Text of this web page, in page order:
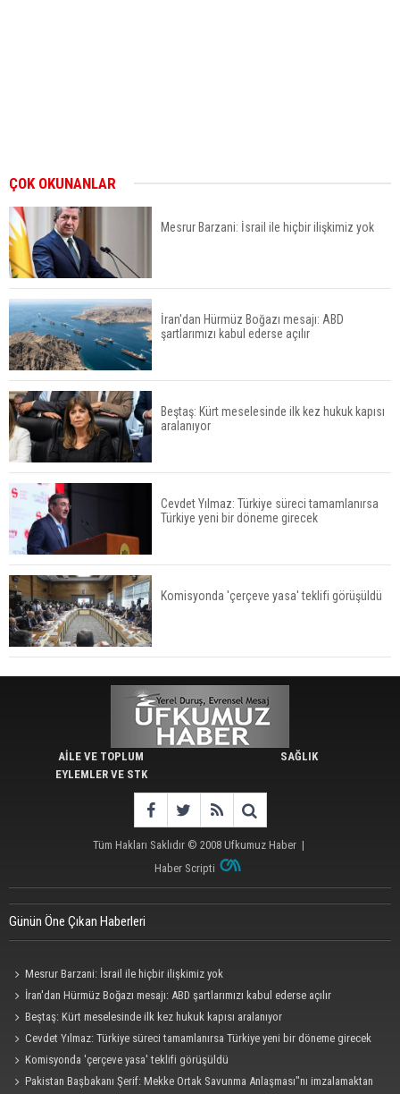
ÇOK OKUNANLAR
Mesrur Barzani: İsrail ile hiçbir ilişkimiz yok
İran'dan Hürmüz Boğazı mesajı: ABD
şartlarımızı kabul ederse açılır
Beştaş: Kürt meselesinde ilk kez hukuk kapısı
aralanıyor
Cevdet Yılmaz: Türkiye süreci tamamlanırsa
Türkiye yeni bir döneme girecek
Komisyonda 'çerçeve yasa' teklifi görüşüldü
AİLE VE TOPLUM
EYLEMLER VE STK
SAĞLIK
Tüm Hakları Saklıdır © 2008 Ufkumuz Haber |
Haber Scripti
Günün Öne Çıkan Haberleri
Mesrur Barzani: İsrail ile hiçbir ilişkimiz yok
İran'dan Hürmüz Boğazı mesajı: ABD şartlarımızı kabul ederse açılır
Beştaş: Kürt meselesinde ilk kez hukuk kapısı aralanıyor
Cevdet Yılmaz: Türkiye süreci tamamlanırsa Türkiye yeni bir döneme girecek
Komisyonda 'çerçeve yasa' teklifi görüşüldü
Pakistan Başbakanı Şerif: Mekke Ortak Savunma Anlaşması"nı imzalamaktan